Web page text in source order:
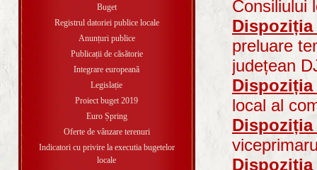
Consiliului
Dispoziția
preluare
județean
Dispoziția
local al
Dispoziția
Dispoziția
Buget
Registrul datoriei publice locale
Anunțuri publice
Publicații de căsătorie
Integrare europeană
Legislație
Proiect buget 2019
Euro Șpring
Oferte de vânzare terenuri
Indicatori cu privire la executia bugetelor
locale